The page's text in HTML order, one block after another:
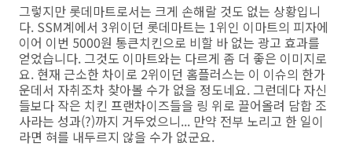
그렇지만 롯데마트로서는 크게 손해랄 것도 없는 상황입니
다. SSM계에서 3위이던 롯데마트는 1위인 이마트의 피자에
이어 이번 5000원 통큰치킨으로 비할 바 없는 광고 효과를
얻었습니다. 그것도 이마트와는 다르게 좀 더 좋은 이미지로
요. 현재 근소한 차이로 2위이던 홈플러스는 이 이슈의 한가
운데서 자취조차 찾아볼 수가 없을 정도네요. 그런데다 자신
들보다 작은 치킨 프랜차이즈들을 링 위로 끌어올려 담합 조
사라는 성과(?)까지 거두었으니... 만약 전부 노리고 한 일이
라면 혀를 내두르지 않을 수가 없군요.